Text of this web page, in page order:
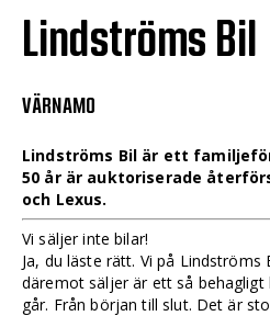
Lindströms Bil
VÄRNAMO
Lindströms Bil är ett
50 år är auktoriserade
och Lexus.
Vi säljer inte bilar!
Ja, du läste rätt. Vi på Lindströms
däremot säljer är ett så behagligt
går. Från början till slut. Det är